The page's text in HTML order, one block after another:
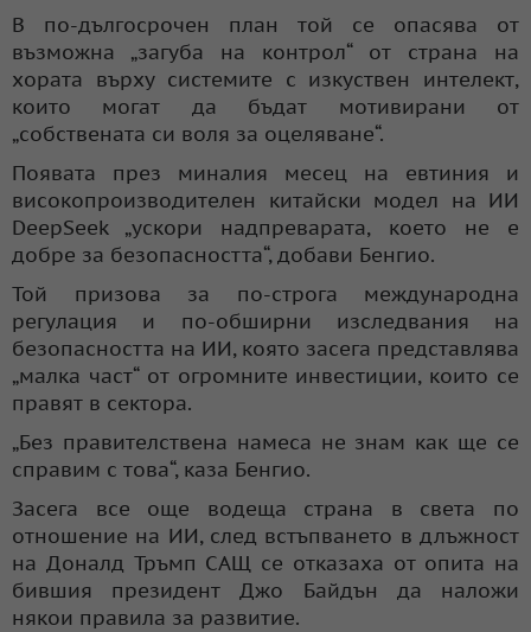
В по-дългосрочен план той се опасява от
възможна „загуба на контрол“ от страна на
хората върху системите с изкуствен интелект,
които могат да бъдат мотивирани от
„собствената си воля за оцеляване“.
Появата през миналия месец на евтиния и
високопроизводителен китайски модел на ИИ
DeepSeek „ускори надпреварата, което не е
добре за безопасността“, добави Бенгио.
Той призова за по-строга международна
регулация и по-обширни изследвания на
безопасността на ИИ, която засега представлява
„малка част“ от огромните инвестиции, които се
правят в сектора.
„Без правителствена намеса не знам как ще се
справим с това“, каза Бенгио.
Засега все още водеща страна в света по
отношение на ИИ, след встъпването в длъжност
на Доналд Тръмп САЩ се отказаха от опита на
бившия президент Джо Байдън да наложи
някои правила за развитие.